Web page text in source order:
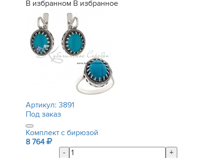
В избранном В избранное
Артикул: 3891
Под заказ
Комплект с бирюзой
8 764
-
+